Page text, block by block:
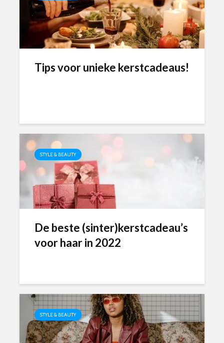
Tips voor unieke kerstcadeaus!
STYLE & BEAUTY
De beste (sinter)kerstcadeau’s
voor haar in 2022
STYLE & BEAUTY